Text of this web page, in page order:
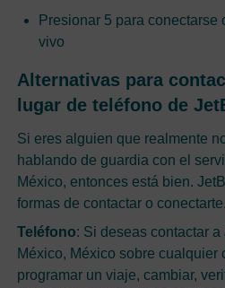
Presionar 5 para conectarse
vivo
Alternativas para
lugar de teléfono de
Si eres alguien que realmente
hablando de guardia con el
México, entonces está bien.
formas de contactar o conectarte.
Teléfono: Si deseas contactar
México, México sobre cualquier
programar un viaje, cambiar,